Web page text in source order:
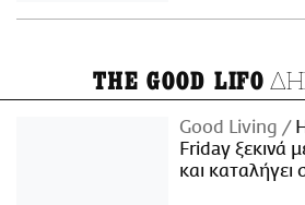
THE GOOD LIFO
Good Living
Η
Friday ξεκινά
και καταλήγει